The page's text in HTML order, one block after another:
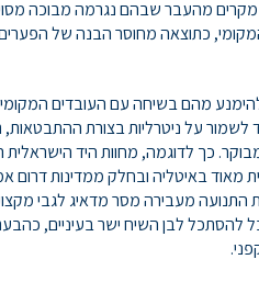
מקרים מהעבר שבהם נגרמה מבוכה
כתוצאה מחוסר הבנה של
מהם בשיחה עם העובדים
על ניטרליות בצורת ההתבטאות,
כך לדוגמה, מחוות היד
באיטליה ובחלק ממדינות דרום
התנועה מעבירה מסר מדאיג לגבי
לבן השיח ישר בעיניים, כהבעת